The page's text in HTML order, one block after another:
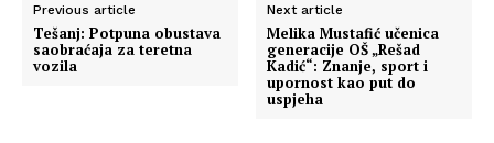
Previous article
Tešanj: Potpuna obustava
saobraćaja za teretna
vozila
Next article
Melika Mustafić učenica
generacije OŠ „Rešad
Kadić“: Znanje, sport i
upornost kao put do
uspjeha